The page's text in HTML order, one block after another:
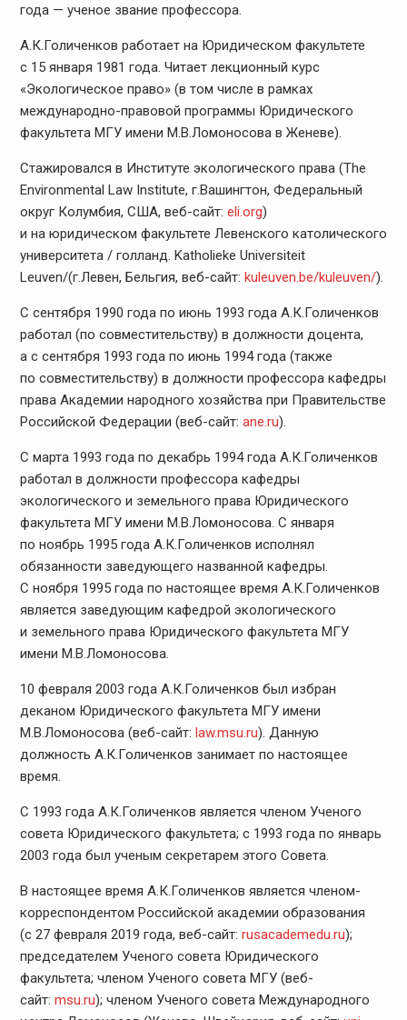
года — ученое звание профессора.
А.К.Голиченков работает на Юридическом факультете
с 15 января 1981 года. Читает лекционный курс
«Экологическое право» (в том числе в рамках
международно-правовой программы Юридического
факультета МГУ имени М.В.Ломоносова в Женеве).
Стажировался в Институте экологического права (The
Environmental Law Institute, г.Вашингтон, Федеральный
округ Колумбия, США, веб-сайт: eli.org)
и на юридическом факультете Левенского католического
университета / голланд. Katholieke Universiteit
Leuven/(г.Левен, Бельгия, веб-сайт: kuleuven.be/kuleuven/).
С сентября 1990 года по июнь 1993 года А.К.Голиченков
работал (по совместительству) в должности доцента,
а с сентября 1993 года по июнь 1994 года (также
по совместительству) в должности профессора кафедры
права Академии народного хозяйства при Правительстве
Российской Федерации (веб-сайт: ane.ru).
С марта 1993 года по декабрь 1994 года А.К.Голиченков
работал в должности профессора кафедры
экологического и земельного права Юридического
факультета МГУ имени М.В.Ломоносова. С января
по ноябрь 1995 года А.К.Голиченков исполнял
обязанности заведующего названной кафедры.
С ноября 1995 года по настоящее время А.К.Голиченков
является заведующим кафедрой экологического
и земельного права Юридического факультета МГУ
имени М.В.Ломоносова.
10 февраля 2003 года А.К.Голиченков был избран
деканом Юридического факультета МГУ имени
М.В.Ломоносова (веб-сайт: law.msu.ru). Данную
должность А.К.Голиченков занимает по настоящее
время.
С 1993 года А.К.Голиченков является членом Ученого
совета Юридического факультета; с 1993 года по январь
2003 года был ученым секретарем этого Совета.
В настоящее время А.К.Голиченков является членом-
корреспондентом Российской академии образования
(с 27 февраля 2019 года, веб-сайт: rusacademedu.ru);
председателем Ученого совета Юридического
факультета; членом Ученого совета МГУ (веб-
сайт: msu.ru); членом Ученого совета Международного